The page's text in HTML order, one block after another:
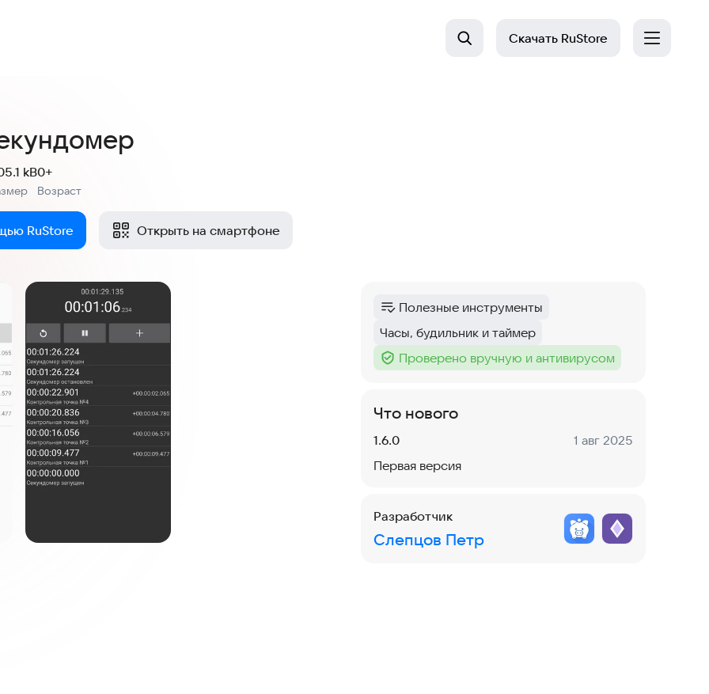
Скачать RuStore
kB
Возраст
0+
RuStore Открыть на смартфоне
Категория:
Полезные инструменты
Тег:
Часы, будильник и таймер
Тег :
Проверено вручную и антивирусом
Что нового
Версия:
1.6.0 Дата:
1 авг 2025
Первая версия
Разработчик
Слепцов Петр